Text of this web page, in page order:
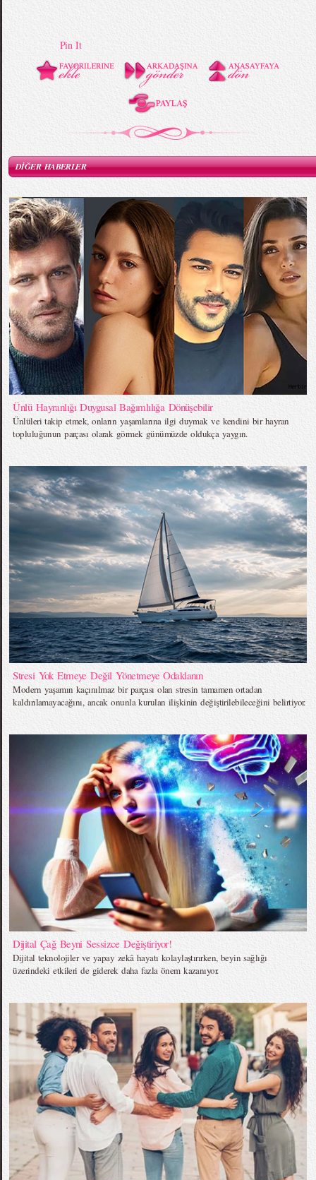
Pin It
DİĞER HABERLER
Ünlü Hayranlığı Duygusal Bağımlılığa Dönüşebilir
Ünlüleri takip etmek, onların yaşamlarına ilgi duymak ve kendini bir hayran
topluluğunun parçası olarak görmek günümüzde oldukça yaygın.
Stresi Yok Etmeye Değil Yönetmeye Odaklanın
Modern yaşamın kaçınılmaz bir parçası olan stresin tamamen ortadan
kaldırılamayacağını, ancak onunla kurulan ilişkinin değiştirilebileceğini belirtiyor.
Dijital Çağ Beyni Sessizce Değiştiriyor!
Dijital teknolojiler ve yapay zekâ hayatı kolaylaştırırken, beyin sağlığı
üzerindeki etkileri de giderek daha fazla önem kazanıyor.